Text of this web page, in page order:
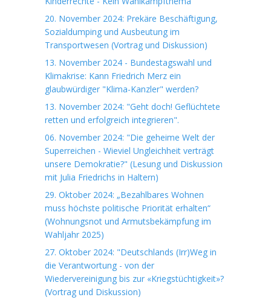
20. November 2024: Prekäre Beschäftigung,
Sozialdumping und Ausbeutung im
Transportwesen (Vortrag und Diskussion)
13. November 2024 - Bundestagswahl und
Klimakrise: Kann Friedrich Merz ein
glaubwürdiger "Klima-Kanzler" werden?
13. November 2024: "Geht doch! Geflüchtete
retten und erfolgreich integrieren".
06. November 2024: "Die geheime Welt der
Superreichen - Wieviel Ungleichheit verträgt
unsere Demokratie?" (Lesung und Diskussion
mit Julia Friedrichs in Haltern)
29. Oktober 2024: „Bezahlbares Wohnen
muss höchste politische Priorität erhalten“
(Wohnungsnot und Armutsbekämpfung im
Wahljahr 2025)
27. Oktober 2024: "Deutschlands (Irr)Weg in
die Verantwortung - von der
Wiedervereinigung bis zur «Kriegstüchtigkeit»?
(Vortrag und Diskussion)